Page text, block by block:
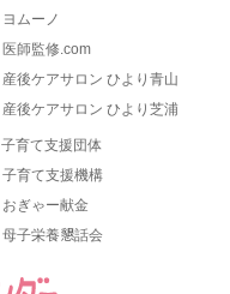
ヨムーノ
医師監修.com
産後ケアサロン ひより青山
産後ケアサロン ひより芝浦
子育て支援団体
子育て支援機構
おぎゃー献金
母子栄養懇話会